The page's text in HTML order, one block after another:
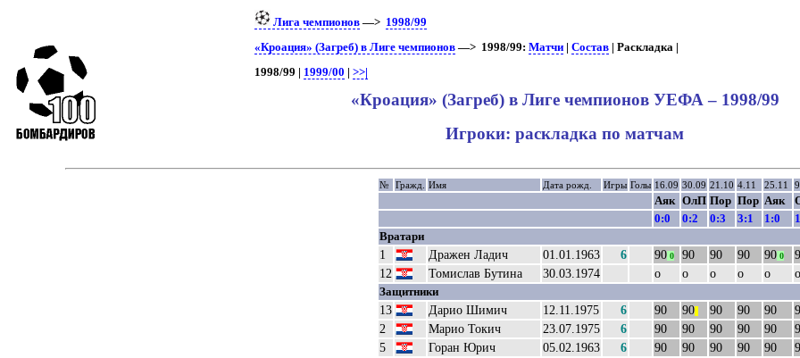
Лига чемпионов—> 1998/99
«Кроация» (Загреб) в Лиге чемпионов—> 1998/99: Матчи| Состав| Раскладка |
1998/99 | 1999/00 | >>|
«Кроация» (Загреб) в Лиге чемпионов УЕФА – 1998/99
Игроки: раскладка по матчам
№ Гражд. Имя Дата рожд. Игры Голы 16.09 30.09 21.10 4.11 25.11
Аяк ОлП Пор Пор Аяк
0:0
0:2 0:3 3:1 1:0
Вратари
1 Дражен Ладич 01.01.1963 6 900 90 90 90 900
12
Томислав Бутина 30.03.1974 о о о о о о
Защитники
13 Дарио Шимич 12.11.1975 6 90 90|| 90 90 90
2 Марио Токич 23.07.1975 6 90 90 90 90 90
5
Горан Юрич 05.02.1963 6 90 90 90 90 90